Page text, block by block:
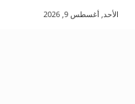
الأحد, أغسطس 9, 2026